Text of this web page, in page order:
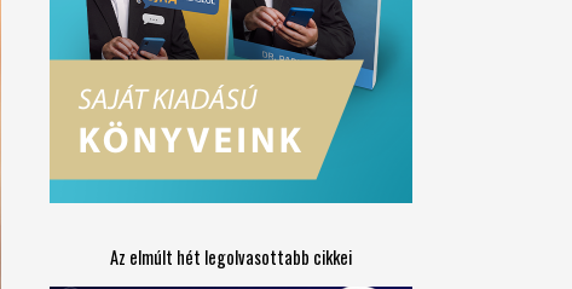
Az elmúlt hét legolvasottabb cikkei